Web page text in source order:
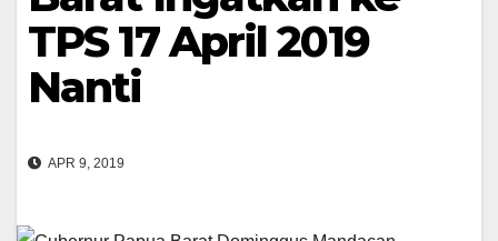
TPS 17 April 2019
Nanti
APR 9, 2019